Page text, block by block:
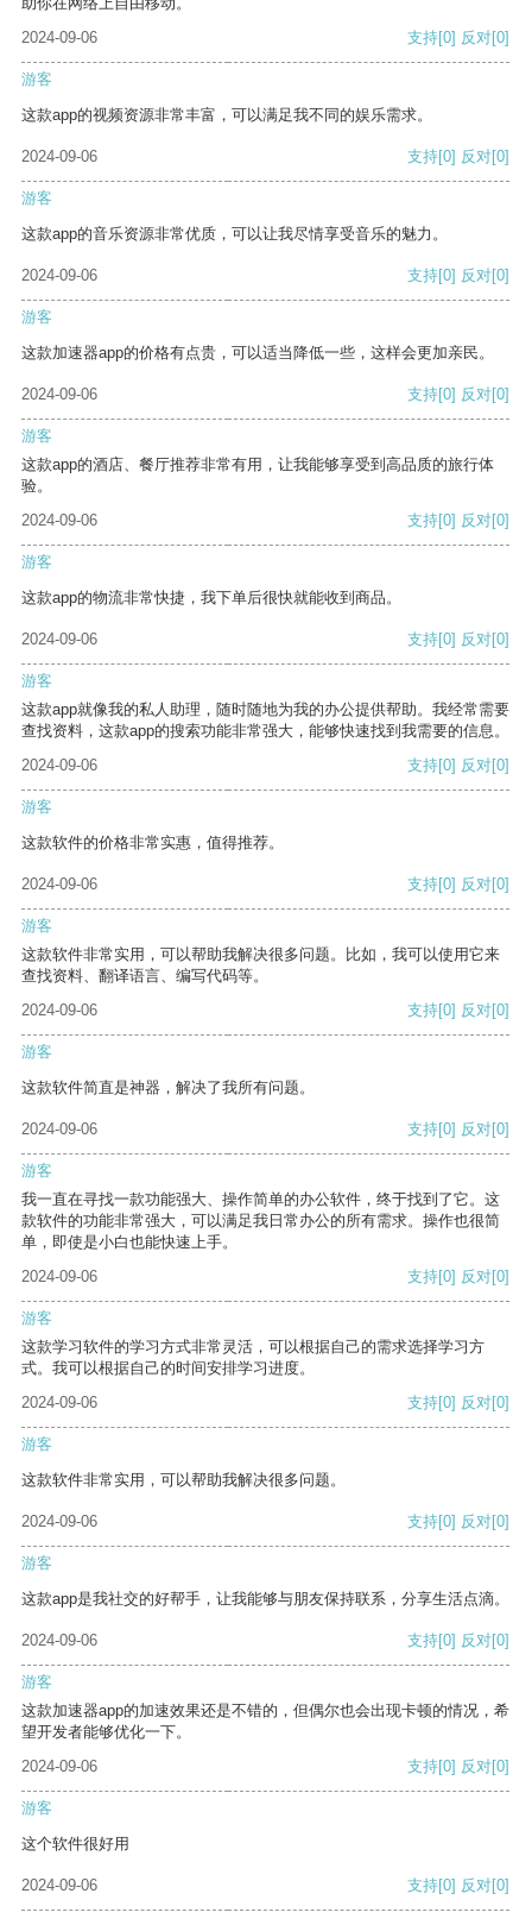
2024-09-06
支持[0] 反对[0]
游客
这款app的视频资源非常丰富，可以满足我不同的娱乐需求。
2024-09-06 支持[0] 反对[0]
游客
这款app的音乐资源非常优质，可以让我尽情享受音乐的魅力。
2024-09-06 支持[0] 反对[0]
游客
这款加速器app的价格有点贵，可以适当降低一些，这样会更加亲民。
2024-09-06 支持[0] 反对[0]
游客
这款app的酒店、餐厅推荐非常有用，让我能够享受到高品质的旅行体
验。
2024-09-06
支持[0] 反对[0]
游客
这款app的物流非常快捷，我下单后很快就能收到商品。
2024-09-06 支持[0] 反对[0]
游客
这款app就像我的私人助理，随时随地为我的办公提供帮助。我经常需要
查找资料，这款app的搜索功能非常强大，能够快速找到我需要的信息。
2024-09-06
支持[0] 反对[0]
游客
这款软件的价格非常实惠，值得推荐。
2024-09-06 支持[0] 反对[0]
游客
这款软件非常实用，可以帮助我解决很多问题。比如，我可以使用它来
查找资料、翻译语言、编写代码等。
2024-09-06
支持[0] 反对[0]
游客
这款软件简直是神器，解决了我所有问题。
2024-09-06 支持[0] 反对[0]
游客
我一直在寻找一款功能强大、操作简单的办公软件，终于找到了它。这
款软件的功能非常强大，可以满足我日常办公的所有需求。操作也很简
单，即使是小白也能快速上手。
2024-09-06
支持[0] 反对[0]
游客
这款学习软件的学习方式非常灵活，可以根据自己的需求选择学习方
式。我可以根据自己的时间安排学习进度。
2024-09-06
支持[0] 反对[0]
游客
这款软件非常实用，可以帮助我解决很多问题。
2024-09-06 支持[0] 反对[0]
游客
这款app是我社交的好帮手，让我能够与朋友保持联系，分享生活点滴。
2024-09-06 支持[0] 反对[0]
游客
这款加速器app的加速效果还是不错的，但偶尔也会出现卡顿的情况，希
望开发者能够优化一下。
2024-09-06
支持[0] 反对[0]
游客
这个软件很好用
2024-09-06 支持[0] 反对[0]